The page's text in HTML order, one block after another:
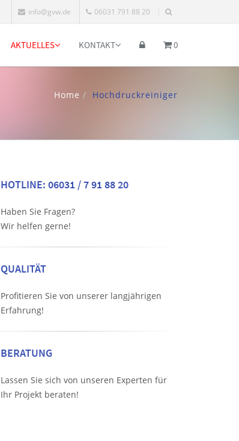
info@gvw.de 06031 791 88 20
AKTUELLES KONTAKT 0
Home Hochdruckreiniger
HOTLINE: 06031 / 7 91 88 20
Haben Sie Fragen?
Wir helfen gerne!
QUALITÄT
Profitieren Sie von unserer langjährigen
Erfahrung!
BERATUNG
Lassen Sie sich von unseren Experten für
Ihr Projekt beraten!